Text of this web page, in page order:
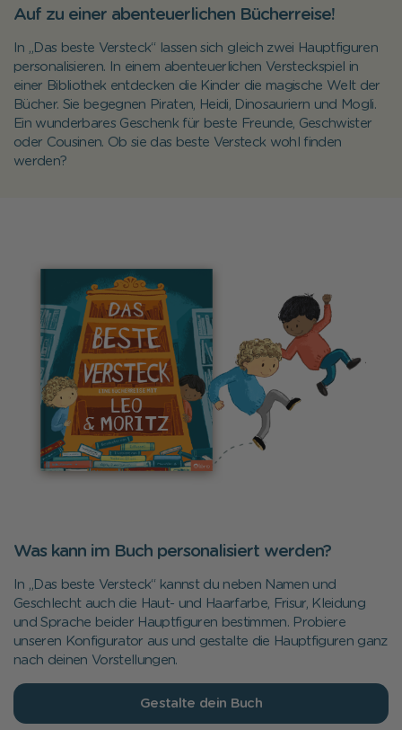
Auf zu einer abenteuerlichen Bücherreise!
In „ Das beste Versteck“ lassen sich gleich zwei Hauptfiguren
personalisieren. In einem abenteuerlichen Versteckspiel in
einer Bibliothek entdecken die Kinder die magische Welt der
Bücher. Sie begegnen Piraten, Heidi, Dinosauriern und Mogli.
Ein wunderbares Geschenk für beste Freunde, Geschwister
oder Cousinen. Ob sie das beste Versteck wohl finden
werden?
Was kann im Buch personalisiert werden?
In „ Das beste Versteck“ kannst du neben Namen und
Geschlecht auch die Haut- und Haarfarbe, Frisur, Kleidung
und Sprache beider Hauptfiguren bestimmen. Probiere
unseren Konfigurator aus und gestalte die Hauptfiguren ganz
nach deinen Vorstellungen.
Gestalte dein Buch